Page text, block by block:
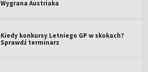
Wygrana Austriaka
Kiedy konkursy Letniego GP w skokach?
Sprawdź terminarz